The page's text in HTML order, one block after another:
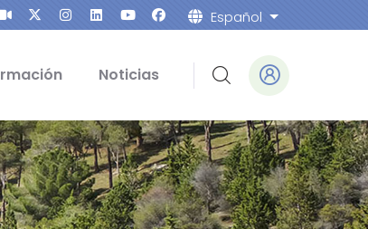
Español Lista
Noticias